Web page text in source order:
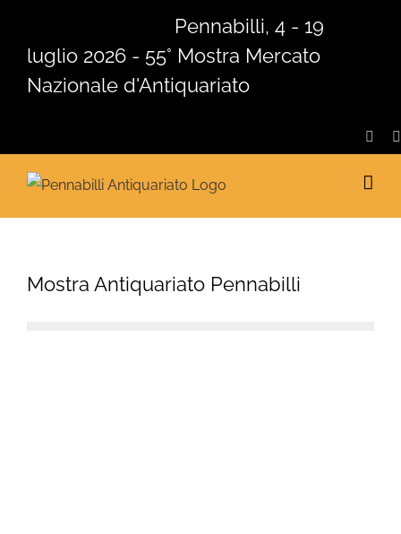
contenuto
Pennabilli, 4 - 19
luglio 2026 - 55° Mostra Mercato
Nazionale d'Antiquariato
Mostra Antiquariato Pennabilli